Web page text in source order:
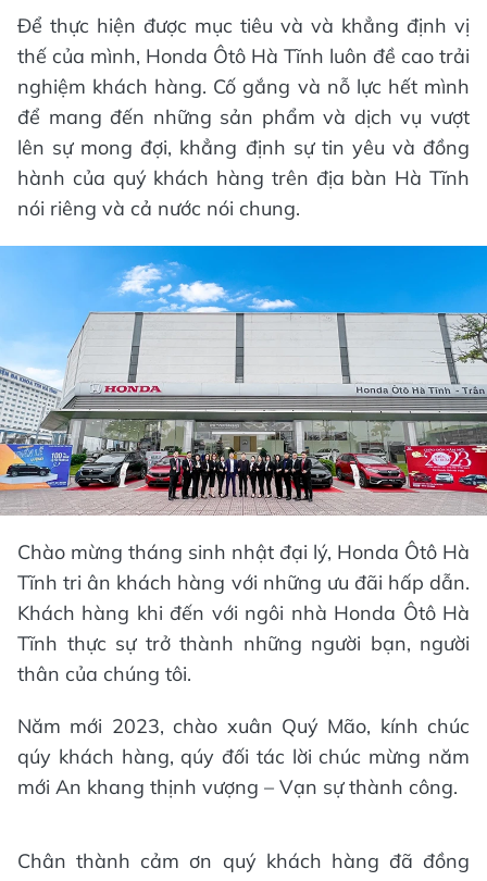
Để thực hiện được mục tiêu và và khẳng định vị
thế của mình, Honda Ôtô Hà Tĩnh luôn đề cao trải
nghiệm khách hàng. Cố gắng và nỗ lực hết mình
để mang đến những sản phẩm và dịch vụ vượt
lên sự mong đợi, khẳng định sự tin yêu và đồng
hành của quý khách hàng trên địa bàn Hà Tĩnh
nói riêng và cả nước nói chung.
Chào mừng tháng sinh nhật đại lý, Honda Ôtô Hà
Tĩnh tri ân khách hàng với những ưu đãi hấp dẫn.
Khách hàng khi đến với ngôi nhà Honda Ôtô Hà
Tĩnh thực sự trở thành những người bạn, người
thân của chúng tôi.
Năm mới 2023, chào xuân Quý Mão, kính chúc
qúy khách hàng, qúy đối tác lời chúc mừng năm
mới An khang thịnh vượng – Vạn sự thành công.
Chân thành cảm ơn quý khách hàng đã đồng